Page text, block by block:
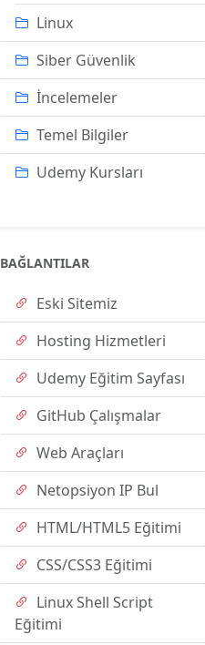
Linux
Siber Güvenlik
İncelemeler
Temel Bilgiler
Udemy Kursları
BAĞLANTILAR
Eski Sitemiz
Hosting Hizmetleri
Udemy Eğitim Sayfası
GitHub Çalışmalar
Web Araçları
Netopsiyon IP Bul
HTML/HTML5 Eğitimi
CSS/CSS3 Eğitimi
Linux Shell Script
Eğitimi